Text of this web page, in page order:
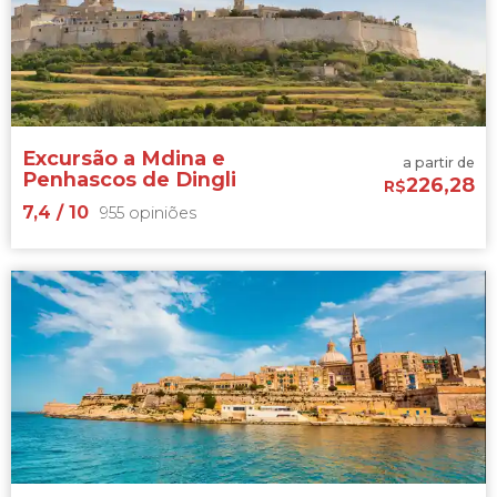


1.067 opiniões
Excursão a Mdina e
Penhascos de Dingli
7,4 / 10 955 opiniões
a partir de
R$226,28
7,4


955 opiniões
cidade amuralhada de Mdina
Dingli
Cliffs